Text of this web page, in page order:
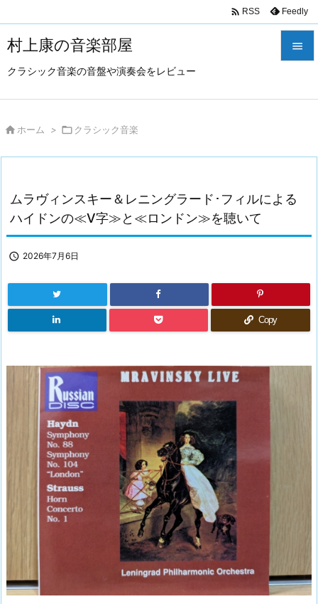
村上康の音楽部屋
クラシック音楽の音盤や演奏会をレビュー

次へ
検索
 RSS Feedly
 ホーム > クラシック音楽
ムラヴィンスキー＆レニングラード･フィルによる
ハイドンの≪V字≫と≪ロンドン≫を聴いて
 2026年7月6日
Copy